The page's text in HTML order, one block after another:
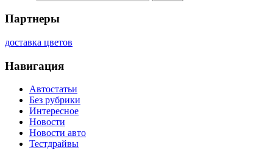
Партнеры
доставка цветов
Навигация
Автостатьи
Без рубрики
Интересное
Новости
Новости авто
Тестдрайвы